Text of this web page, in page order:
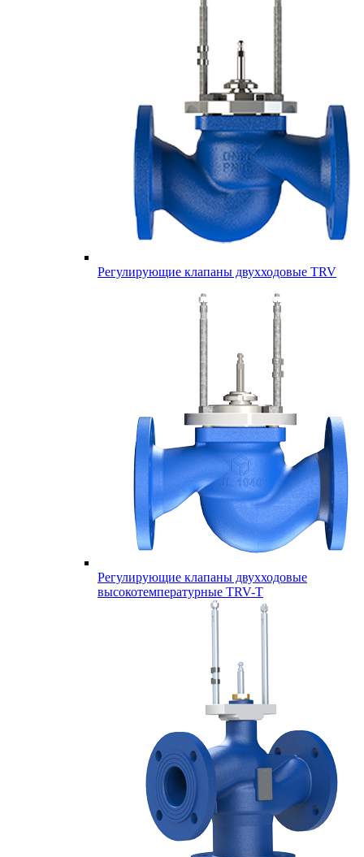
Регулирующие клапаны двухходовые TRV
Регулирующие клапаны двухходовые
высокотемпературные TRV-T